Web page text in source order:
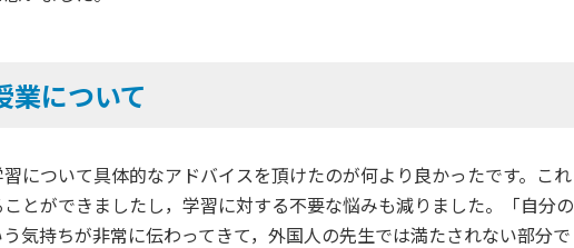
業について
について具体的なアドバイスを頂けたのが何より良かったです。これ
とができましたし，学習に対する不要な悩みも減りました。「自分の
気持ちが非常に伝わってきて，外国人の先生では満たされない部分で